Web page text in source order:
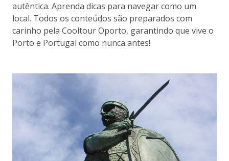
autêntica. Aprenda dicas para navegar como um
local. Todos os conteúdos são preparados com
carinho pela Cooltour Oporto, garantindo que vive o
Porto e Portugal como nunca antes!